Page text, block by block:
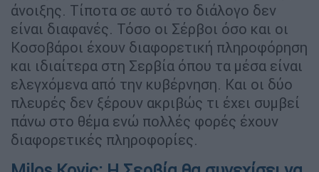
άνοιξης. Τίποτα σε αυτό το διάλογο δεν
είναι διαφανές. Τόσο οι Σέρβοι όσο και οι
Κοσοβάροι έχουν διαφορετική πληροφόρηση
και ιδιαίτερα στη Σερβία όπου τα μέσα είναι
ελεγχόμενα από την κυβέρνηση. Και οι δύο
πλευρές δεν ξέρουν ακριβώς τι έχει συμβεί
πάνω στο θέμα ενώ πολλές φορές έχουν
διαφορετικές πληροφορίες.